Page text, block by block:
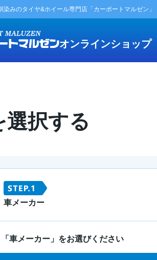
染みのタイヤ&ホイール専門店「カーポートマルゼン」
オンラインショップ
選択する
車メーカー
車メーカー」をお選びください